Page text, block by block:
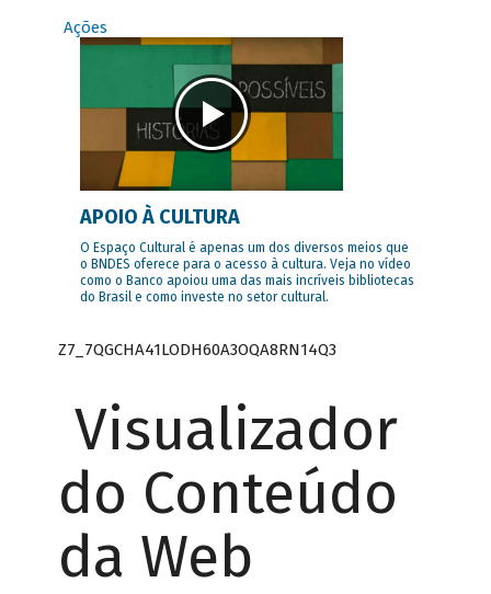
Ações
APOIO À CULTURA
O Espaço Cultural é apenas um dos diversos meios que
o BNDES oferece para o acesso à cultura. Veja no vídeo
como o Banco apoiou uma das mais incríveis bibliotecas
do Brasil e como investe no setor cultural.
Z7_7QGCHA41LODH60A3OQA8RN14Q3
Visualizador
do Conteúdo
da Web